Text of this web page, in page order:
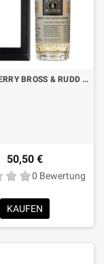
WHISKY BERRY BROSS & RUDD PEATED CASK REIFES MISCHMALZ CL.70 MIT BOX
50,50 €
0 Bewertung
KAUFEN